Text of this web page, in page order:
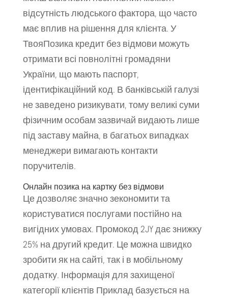
відсутність людського фактора, що часто
має вплив на рішення для клієнта. У
ТвояПозика кредит без відмови можуть
отримати всі повнолітні громадяни
України, що мають паспорт,
ідентифікаційний код. В банківській галузі
не заведено ризикувати, тому великі суми
фізичним особам зазвичай видають лише
під заставу майна, в багатьох випадках
менеджери вимагають контакти
поручителів.
Онлайн позика на картку без відмови
Це дозволяє значно зекономити та
користуватися послугами постійно на
вигідних умовах. Промокод 2JY дає знижку
25% на другий кредит. Це можна швидко
зробити як на сайті, так і в мобільному
додатку. Інформація для захищеної
категорії клієнтів Приклад базується на